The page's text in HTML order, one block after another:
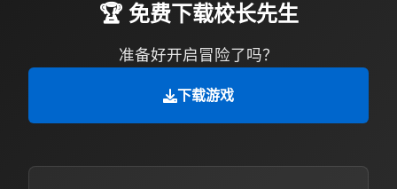
🏆 免费下载校长先生
准备好开启冒险了吗？
下载游戏